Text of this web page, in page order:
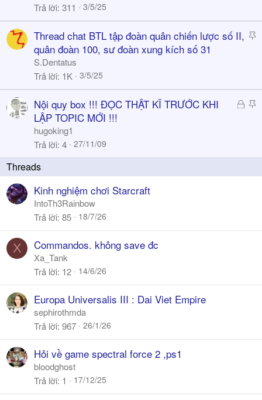
k
y
Trả lời 311 3/5/25
S
k
y
Thread chat BTL tập đoàn quân chiến lược số II,
quân đoàn 100, sư đoàn xung kích số 31
S.Dentatus
Trả lời 1K 3/5/25
Đ
ó
S
k
Nội quy box !!! ĐỌC THẬT KĨ TRƯỚC KHI
LẬP TOPIC MỚI !!!
hugoking1
Trả lời 4 27/11/09
Kinh nghiệm chơi Starcraft
IntoTh3Rainbow
Trả lời 85 18/7/26
X Commandos. không save đc
Xa_Tank
Trả lời 12 14/6/26
Europa Universalis III : Dai Viet Empire
sephirothmda
Trả lời 967 26/1/26
Hỏi về game spectral force 2 ,ps1
bloodghost
Trả lời 1 17/12/25